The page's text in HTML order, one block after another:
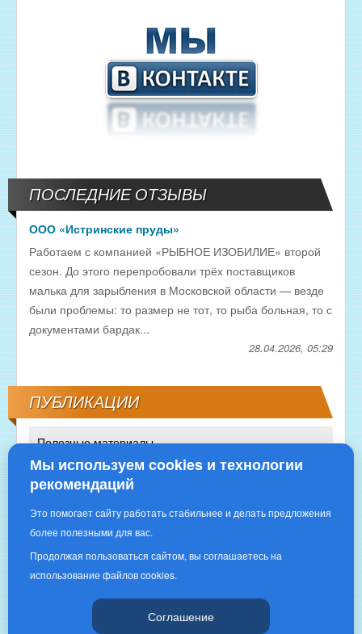
ПОСЛЕДНИЕ ОТЗЫВЫ
ООО «Истринские пруды»
Работаем с компанией «РЫБНОЕ ИЗОБИЛИЕ» второй
сезон. До этого перепробовали трёх поставщиков
малька для зарыбления в Московской области — везде
были проблемы: то размер не тот, то рыба больная, то с
документами бардак...
28.04.2026, 05:29
ПУБЛИКАЦИИ
Полезные материалы
Мы используем cookies и технологии
рекомендаций
Это помогает сайту работать стабильнее и делать предложения
более полезными для вас.
Продолжая пользоваться сайтом, вы соглашаетесь на
использование файлов cookies.
Соглашение
Copyright © 2016 | «РЫБНОЕ ИЗОБИЛИЕ»|